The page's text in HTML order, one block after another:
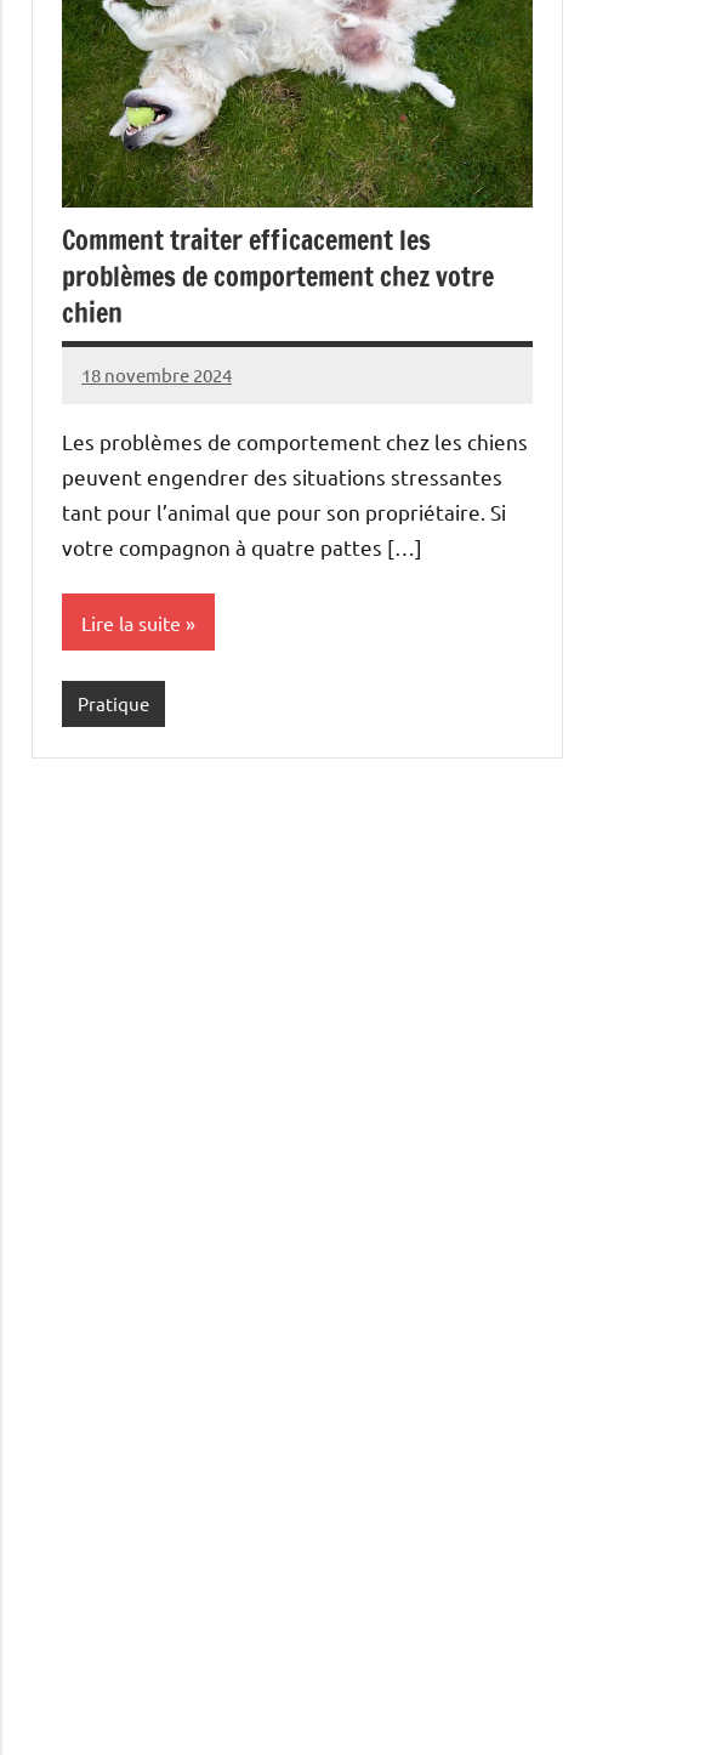
Comment traiter efficacement les
problèmes de comportement chez votre
chien
18 novembre 2024
Marise
Aucun
Les problèmes de comportement chez les chiens
peuvent engendrer des situations stressantes
tant pour l’animal que pour son propriétaire. Si
votre compagnon à quatre pattes […]
Lire la suite
Pratique